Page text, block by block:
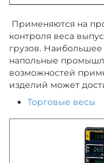
Применяются на
контроля веса
грузов.
напольные
возможностей
изделий может
Торговые весы